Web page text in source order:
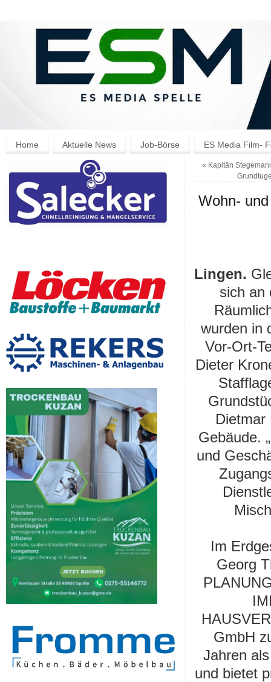
Home Aktuelle News Job-Börse ES Media Film-
« Kapitän
Wohn-
Lingen.
sich an
wurden in
Vor-Ort-
Dieter
Dietmar
Gebäude.
und
Im
Georg
GmbH
Jahren
und bietet